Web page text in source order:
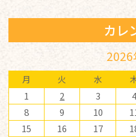
カレ
2026
月 火 水
1 2 3 4
8
9 10
15
16 17